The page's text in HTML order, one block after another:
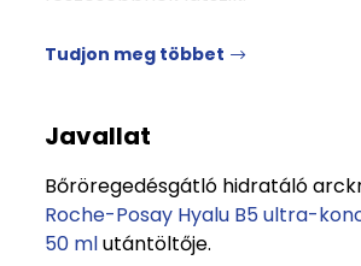
Tudjon meg többet
Javallat
Bőröregedésgátló hidratáló
Roche-Posay Hyalu B5 ultra-
50 mlutántöltője.